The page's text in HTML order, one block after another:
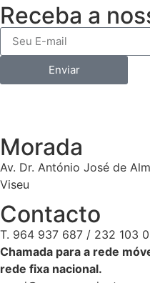
Receba a
Enviar
Morada
Av. Dr. António José de
Viseu
Contacto
T. 964 937 687 / 232 103
Chamada para a rede
rede fixa nacional.